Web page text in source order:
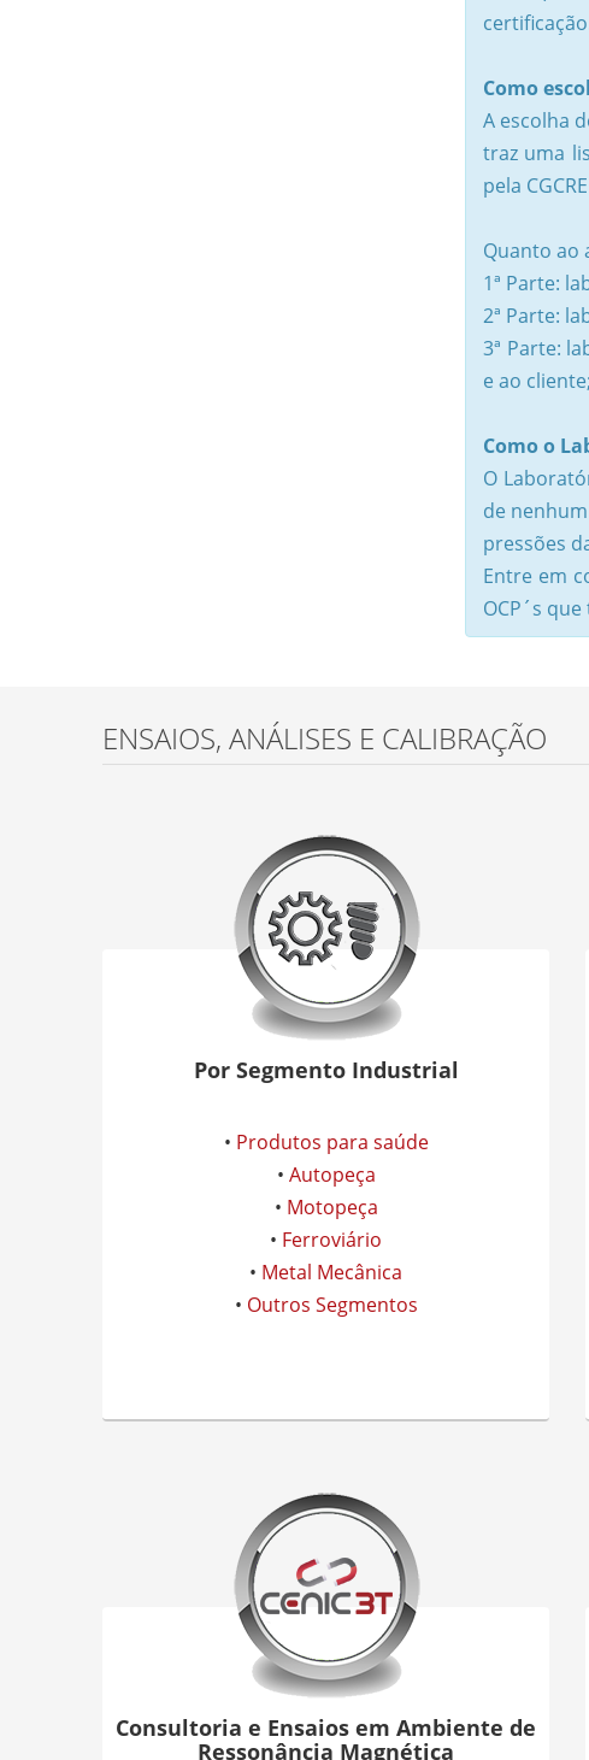
Como
A escolha
traz uma
pela
Quanto ao
1ª Parte:
2ª Parte:
3ª Parte:
e ao cliente;
Como o
O
de
pressões
Entre em
OCP´s
ENSAIOS, ANÁLISES E CALIBRAÇÃO
Por Segmento Industrial
• Produtos para saúde
• Autopeça
• Motopeça
• Ferroviário
• Metal Mecânica
• Outros Segmentos
Consultoria e Ensaios em Ambiente de
Ressonância Magnética